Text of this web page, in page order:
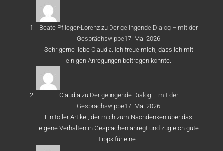
Beate Pflieger-Lorenz zu Der gelingende Dialog – mit der
Gesprächswippe17. Mai 2026
Sehr gerne liebe Claudia. Ich freue mich, dass ich mit
einigen Anregungen beitragen konnte.
Claudia zu Der gelingende Dialog – mit der
Gesprächswippe17. Mai 2026
Ein toller Artikel, der mich zum Nachdenken über das
eigene Verhalten in Gesprächen anregt und zugleich gute
Tipps für eine…